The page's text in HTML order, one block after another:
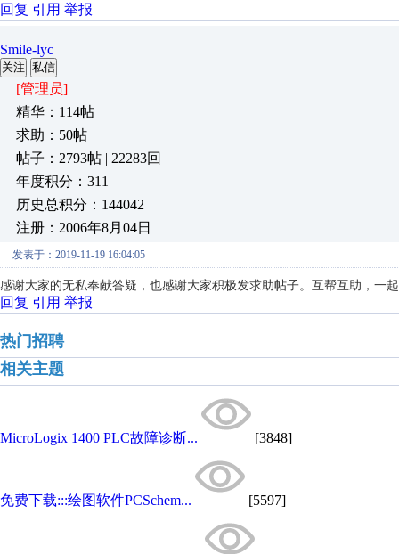
回复 引用 举报
Smile-lyc
关注 私信
[管理员]
精华：114帖
求助：50帖
帖子：2793帖 | 22283回
年度积分：311
历史总积分：144042
注册：2006年8月04日
发表于：2019-11-19 16:04:05
感谢大家的无私奉献答疑，也感谢大家积极发求助帖子。互帮互助，一
回复 引用 举报
热门招聘
相关主题
MicroLogix 1400 PLC故障诊断... [3848]
免费下载:::绘图软件PCSchem... [5597]